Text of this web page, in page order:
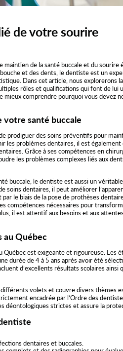
de votre sourire
maintien de la santé buccale et du sourire
bouche et des dents, le dentiste est un
Dans cet article, nous explorerons
rôles et qualifications qui font de lui
mieux comprendre pourquoi vous devez
votre santé buccale
prodiguer des soins préventifs pour
les problèmes dentaires, il est
Grâce à ses compétences en
les problèmes complexes liés aux
buccale, le dentiste est aussi un
soins dentaires, il peut améliorer
le biais de la pose de prothèses
compétences nécessaires pour
il est attentif aux besoins et aux
au Québec
Québec est exigeante et rigoureuse. Les
durée de 4 à 5 ans après avoir été
d’excellents résultats scolaires ainsi
volets et couvre divers thèmes
encadrée par l’Ordre des
déontologiques strictes et assure la
dentaires et buccales.